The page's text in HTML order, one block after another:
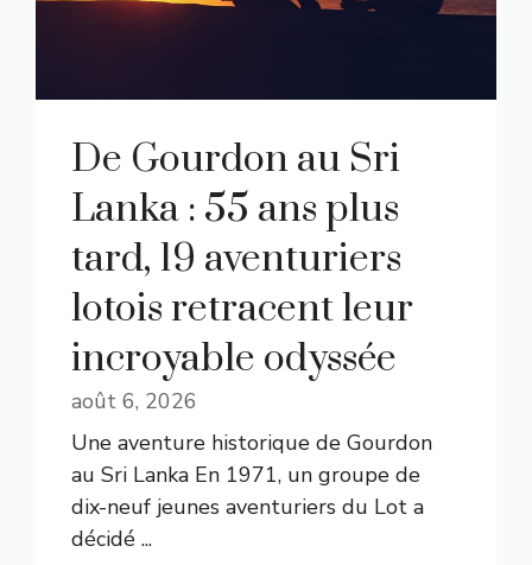
De Gourdon au Sri
Lanka : 55 ans plus
tard, 19 aventuriers
lotois retracent leur
incroyable odyssée
août 6, 2026
Une aventure historique de Gourdon
au Sri Lanka En 1971, un groupe de
dix-neuf jeunes aventuriers du Lot a
décidé ...